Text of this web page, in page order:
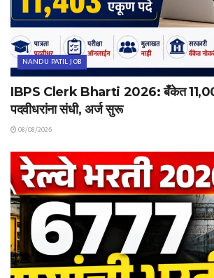
NANDU PATIL JOB
IBPS Clerk Bharti 2026: बँकेत
पदवीधरांना संधी, अर्ज सुरू
08/08/2026